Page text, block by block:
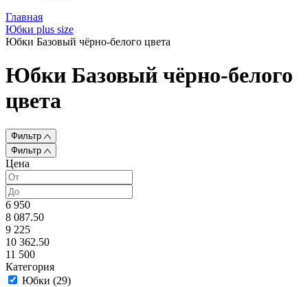
Главная
Юбки plus size
Юбки Базовый чёрно-белого цвета
Юбки Базовый чёрно-белого
цвета
Фильтр
Фильтр
Цена
6 950
8 087.50
9 225
10 362.50
11 500
Категория
Юбки (29)